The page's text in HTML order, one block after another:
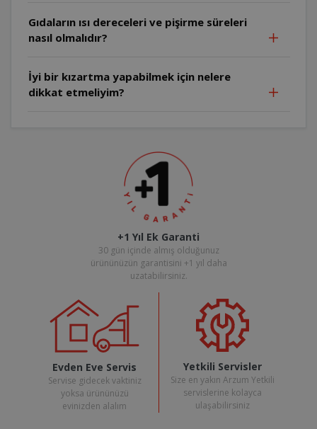
Gıdaların ısı dereceleri ve pişirme süreleri
nasıl olmalıdır?
İyi bir kızartma yapabilmek için nelere
dikkat etmeliyim?
+1 Yıl Ek Garanti
30 gün içinde almış olduğunuz
ürününüzün garantisini +1 yıl daha
uzatabilirsiniz.
Evden Eve Servis
Servise gidecek vaktiniz
yoksa ürününüzü
evinizden alalım
Yetkili Servisler
Size en yakın Arzum Yetkili
servislerine kolayca
ulaşabilirsiniz